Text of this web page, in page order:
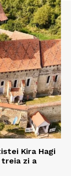
Kira Hagi
zi a